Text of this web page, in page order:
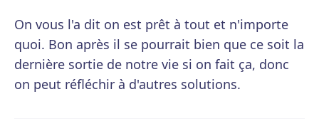
On vous l'a dit on est prêt à tout et n'importe
quoi. Bon après il se pourrait bien que ce soit la
dernière sortie de notre vie si on fait ça, donc
on peut réfléchir à d'autres solutions.